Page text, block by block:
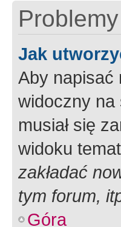
Jak
Aby napisać
widoczny na
musiał się
widoku
zakładać
tym forum,
Góra